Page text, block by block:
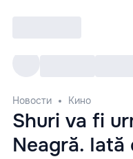
Новости Кино
Shuri va fi
Neagră. Iată